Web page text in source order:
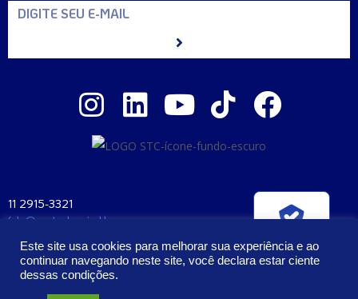
11 2915-3321
fale@santaclara.ind.br
CEP: 04225-000
Este site usa cookies para melhorar sua experiência e ao
continuar navegando neste site, você declara estar ciente
dessas condições.